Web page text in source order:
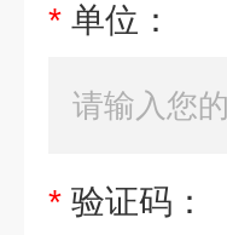
* 单位：
* 验证码：